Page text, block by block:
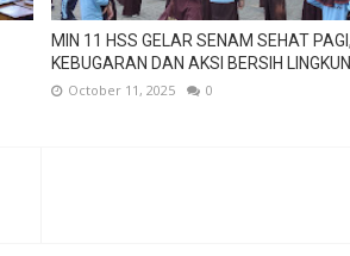
MIN 11 HSS GELAR SENAM SEHAT
KEBUGARAN DAN AKSI BERSIH
October 11, 2025 0